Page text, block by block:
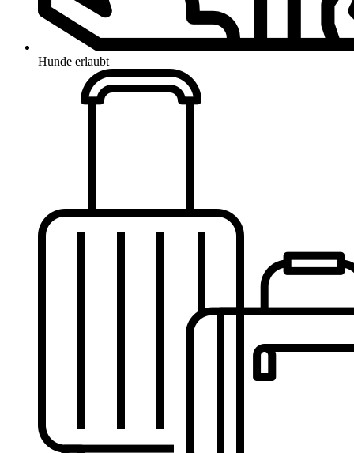
Hunde erlaubt